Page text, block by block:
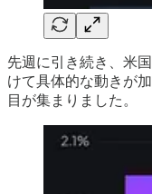
先週に引き続き、米
けて具体的な動きが
目が集まりました。